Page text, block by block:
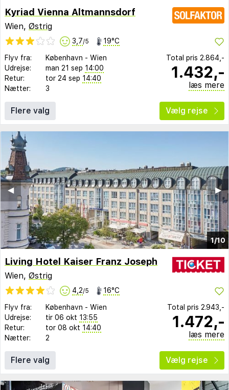
Kyriad Vienna Altmannsdorf
Wien, Østrig
3,7/5 19°C
Flyv fra: København - Wien
Udrejse:
man 21 sep 14:00
Retur:
tor 24 sep 14:40
Nætter:
3
Total pris 2.864,-
1.432,-
læs mere
Flere valg Vælg rejse
1/10
▶︎
◀︎
Living Hotel Kaiser Franz Joseph
Wien, Østrig
4,2/5 16°C
Flyv fra: København - Wien
Udrejse:
tir 06 okt 13:55
Retur:
tor 08 okt 14:40
Nætter:
2
Total pris 2.943,-
1.472,-
læs mere
Flere valg Vælg rejse